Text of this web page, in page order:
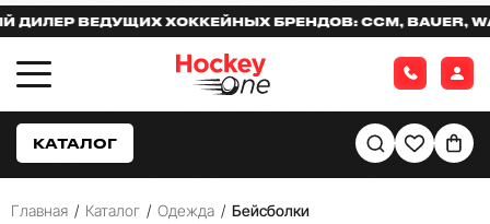
ВЕДУЩИХ ХОККЕЙНЫХ БРЕНДОВ: CCM, BAUER,
КАТАЛОГ
Главная / Каталог / Одежда / Бейсболки